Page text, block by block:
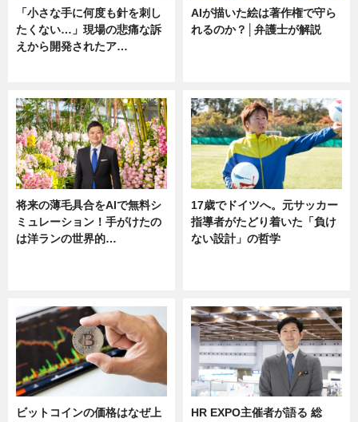
「小さな手に何度も針を刺し
たくない…」現場の悲痛な訴
えから開発されたア…
AIが描いた絵は著作権で守ら
れるのか？│弁護士が解説
将来の薄毛具合をAIで無料シ
ミュレーション！手がけたの
は洋ランの世界的…
17歳でドイツへ。元サッカー
指導者がたどり着いた「負け
ない設計」の哲学
ビットコインの価格はなぜ上
HR EXPO主催者が語る 総